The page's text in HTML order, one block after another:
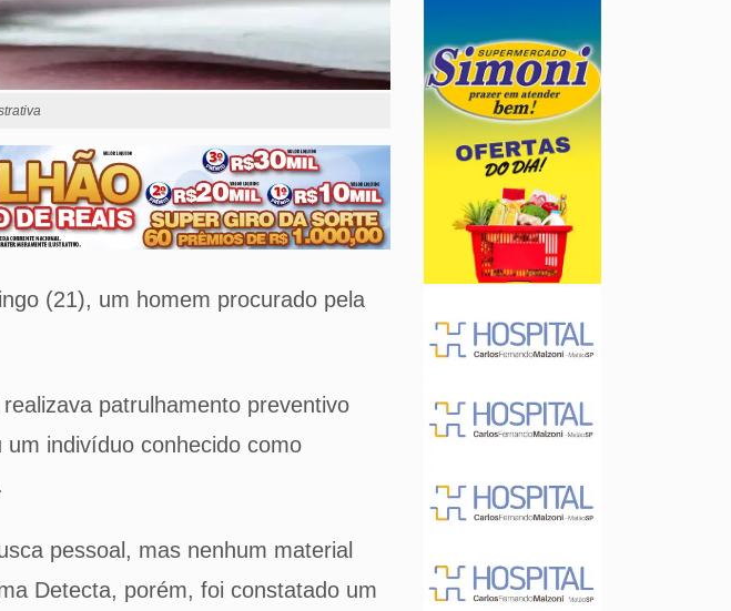
(21), um homem procurado pela
patrulhamento preventivo
indivíduo conhecido como
pessoal, mas nenhum material
Detecta, porém, foi constatado um